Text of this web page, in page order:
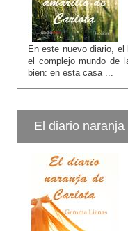
En este nuevo diario,
el complejo mundo de
bien: en esta casa ...
El diario naranja